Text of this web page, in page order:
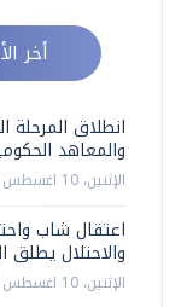
أخر
انطلاق المرحلة
والمعاهد
الإثنين، 10 اغسطس 2026 07:00 م
اعتقال شاب
والاحتلال
الإثنين، 10 اغسطس 2026 06:56 م